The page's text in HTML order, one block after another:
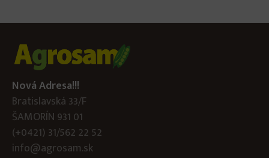
Nová Adresa!!!
Bratislavská 33/F
ŠAMORÍN 931 01
(+0421) 31/562 22 52
info@agrosam.sk